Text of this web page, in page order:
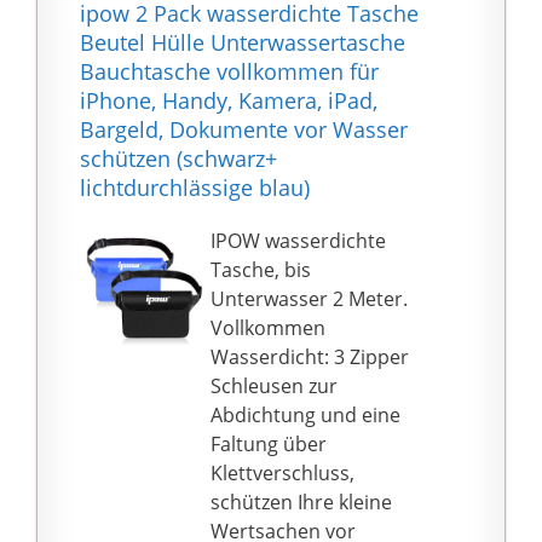
Schultergurte sind frei
abnehmbar, wodurch
sich der Stil des
Rucksacks leicht ändern
lässt.
Hand-/Schulter-/Messe
nger-Tasche.
Hochwertig】Die
Weekender Bag für
Damen besteht aus
600D Oxford-Gewebe,
das wasserdicht,
strapazierfähig und
reißfest ist. Kein
schlechter Geruch.
Verstärkter Boden, um
ein Zusammenfallen
Größe 40L:
53*26*28cm. Gewicht:
1,1 kg.Diese
Reisetasche hat 9
Taschen, darunter 1
großes Hauptfach, 4
Innentaschen, 2
Vordertaschen mit
Reißverschluss, 1
Schuhfach und 1
seitliches
Netzfach.Mehrere
Taschen und großes
Fassungsvermögen, um
alles zu organisieren，
ideal 3-4 Tage
Wochenendreise
geeignet.
ipow 2 Pack wasserdichte Tasche
Beutel Hülle Unterwassertasche
Bauchtasche vollkommen für
iPhone, Handy, Kamera, iPad,
Bargeld, Dokumente vor Wasser
schützen (schwarz+
lichtdurchlässige blau)
IPOW wasserdichte
Tasche, bis
Unterwasser 2 Meter.
Vollkommen
Wasserdicht: 3 Zipper
Schleusen zur
Abdichtung und eine
Faltung über
Klettverschluss,
schützen Ihre kleine
Wertsachen vor